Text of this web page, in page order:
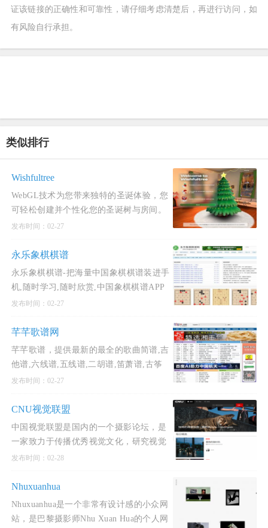
证该链接的正确性和可靠性，请仔细考虑清楚后，再进行访问，如
有风险自行承担。
类似排行
Wishfultree
WebGL技术为您带来独特的圣诞体验，您
可轻松创建并个性化您的圣诞树与房间。
通过分享房间链接，与亲朋好友共同参与
发布时间：02-27
永乐象棋棋谱
永乐象棋棋谱-把海量中国象棋棋谱装进手
机,随时学习,随时欣赏,中国象棋棋谱APP
帮您快速提高象棋水平！永乐象棋棋谱是
发布时间：02-27
芊芊歌谱网
芊芊歌谱，提供最新的最全的歌曲简谱,吉
他谱,六线谱,五线谱,二胡谱,笛萧谱,古筝
谱,萨克斯谱,是最全面的歌谱曲谱下载网
发布时间：02-27
CNU视觉联盟
中国视觉联盟是国内的一个摄影论坛，是
一家致力于传播优秀视觉文化，研究视觉
艺术、交流视觉理念、开拓大众审美视野
发布时间：02-28
Nhuxuanhua
Nhuxuanhua是一个非常有设计感的小众网
站，是巴黎摄影师Nhu Xuan Hua的个人网